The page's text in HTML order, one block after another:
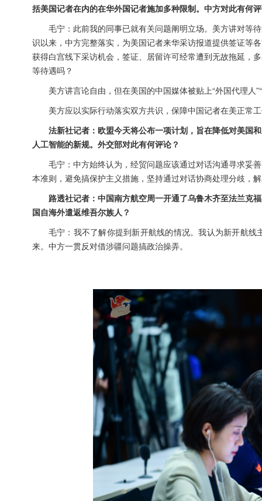
括美国记者在内的在华外国记者施加多种限制。中方对此有何
毛宁：此前我的同事已就有关问题阐明立场。美方讲对等
识以来，中方完整落实，为美国记者来华采访报道提供签证等
获得白宫线下采访机会，签证、居留许可经常遭到无故拖延，
等待遇吗？
美方讲言论自由，但在美国的中国媒体被贴上“外国代理人
美方应以实际行动落实双方共识，保障中国记者在美正常
法新社记者：欧盟今天将公布一项计划，旨在降低对美国
人工智能的新规。外交部对此有何评论？
毛宁：中方始终认为，经贸问题应该通过对话沟通寻求妥
本准则，避免搞保护主义措施，坚持通过对话协商处理分歧，
路透社记者：中国南方航空周一开通了乌鲁木齐至法兰克
国自海外遣返维吾尔族人？
毛宁：我不了解你提到新开航线的情况。我认为新开航
来。中方一贯反对借涉疆问题搞政治操弄。